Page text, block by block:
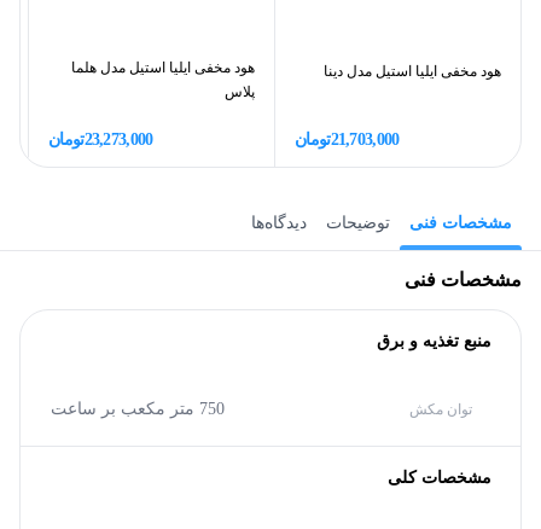
هود مخفی ایلیا استیل مدل دینا
21,703,000تومان
هود مخفی ایلیا استیل مدل هلما
پلاس
23,273,000تومان
مشخصات فنی توضیحات دیدگاه‌ها
مشخصات فنی
منبع تغذیه و برق
توان مکش 750 متر مکعب بر ساعت
مشخصات کلی